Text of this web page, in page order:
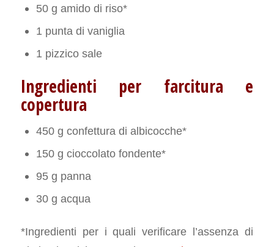
50 g amido di riso*
1 punta di vaniglia
1 pizzico sale
Ingredienti per farcitura e
copertura
450 g confettura di albicocche*
150 g cioccolato fondente*
95 g panna
30 g acqua
*Ingredienti per i quali verificare l’assenza di